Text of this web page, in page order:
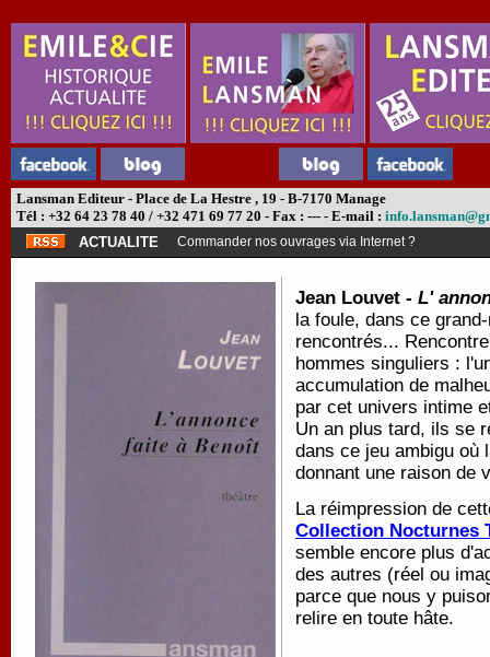
Lansman Editeur - Place de La Hestre , 19 - B-7170 Manage
Tél : +32 64 23 78 40 / +32 471 69 77 20 - Fax : --- - E-mail :
ACTUALITE
Commander nos ouvrages via Internet ?
Jean Louvet - L'
la foule, dans ce
rencontrés...
hommes singuliers :
accumulation de
par cet univers intime
Un an plus tard, ils se
dans ce jeu ambigu où
donnant une raison de
La réimpression de
Collection Nocturnes
semble encore plus
des autres (réel ou
parce que nous y
relire en toute hâte.